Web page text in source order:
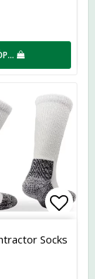
Socks